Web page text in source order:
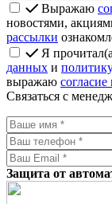
Выражаю
новостями,
рассылки
Я
данных и
выражаю
Связаться с
Защита от